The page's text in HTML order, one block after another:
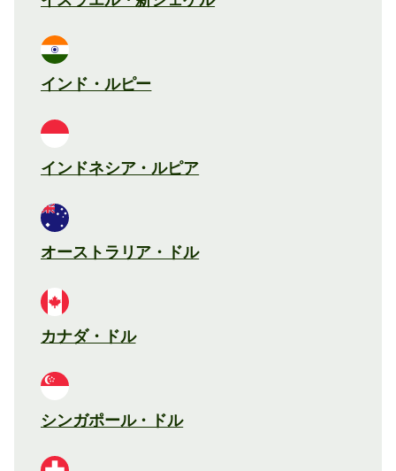
インド・ルピー
インドネシア・ルピア
オーストラリア・ドル
カナダ・ドル
シンガポール・ドル